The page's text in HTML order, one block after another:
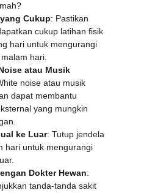
Cukup: Pastikan
cukup latihan fisik
hari untuk mengurangi
hari.
atau Musik
noise atau musik
dapat membantu
yang mungkin
ke Luar: Tutup jendela
hari untuk mengurangi
Dokter Hewan:
tanda-tanda sakit